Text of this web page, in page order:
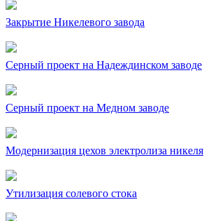
Закрытие Никелевого завода
Серный проект на Надеждинском заводе
Серный проект на Медном заводе
Модернизация цехов электролиза никеля
Утилизация солевого стока